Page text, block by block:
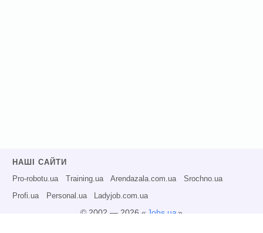
НАШІ САЙТИ
Pro-robotu.ua Training.ua Arendazala.com.ua Srochno.ua
Profi.ua Personal.ua Ladyjob.com.ua
© 2002 — 2026 « Jobs.ua»